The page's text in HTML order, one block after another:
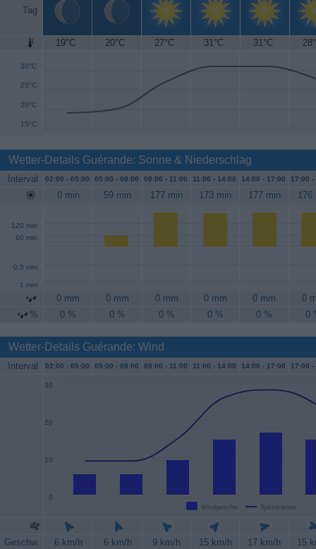
Tag
19°C 20°C 27°C 31°C 31°C
15°C
20°C
25°C
30°C
35°C
Wetter-Details Guérande: Sonne & Niederschlag
Interval 02:00 - 05:00 05:00 - 08:00 08:00 - 11:00 11:00 - 14:00 14:00 - 17:00 17:00 -
0 min 59 min 177 min 173 min 177 min 176
60 min
120 min
0.5 mm
1 mm
0 mm 0 mm 0 mm 0 mm 0 mm
0
%
0 % 0 % 0 % 0 % 0 % 0
Wetter-Details Guérande: Wind
Interval 02:00 - 05:00 05:00 - 08:00 08:00 - 11:00 11:00 - 14:00 14:00 - 17:00 17:00 -
Windgeschw. Spitzenböen
0
10
20
30
Geschw. 6 km/h 6 km/h 9 km/h 15 km/h 17 km/h
15